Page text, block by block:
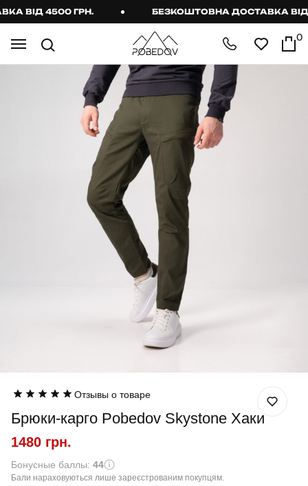
ВІД 4500 ГРН. БЕЗКОШТОВНА ДОСТАВКА ВІД
0
Отзывы о товаре
Брюки-карго Pobedov Skystone Хаки
1480 грн.
Бонусные баллы: 44
Бали нараховуються лише зареєстрованим покупцям.